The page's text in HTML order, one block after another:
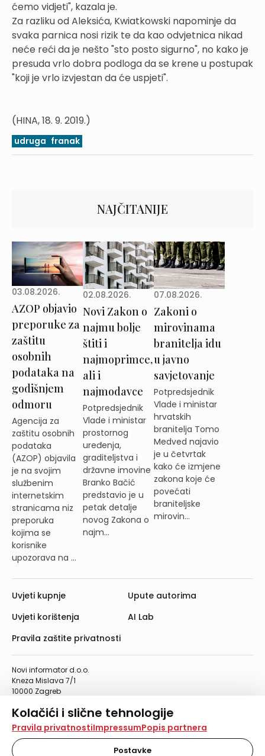
Kolačići i slične tehnologije
Na našoj web stranici koristimo kolačiće i slične
tehnologije za pohranu, čitanje i obradu informacija na
vašem uređaju. Time poboljšavamo korisničko iskustvo,
Pravila privatnostiImpressumPopis partnera
Postavke
ćemo vidjeti", kazala je.
Za razliku od Aleksića, Kwiatkowski napominje da
svaka parnica nosi rizik te da kao odvjetnica nikad
neće reći da je nešto "sto posto sigurno", no kako je
presuda vrlo dobra podloga da se krene u postupak
"koji je vrlo izvjestan da će uspjeti".
(HINA, 18. 9. 2019.)
udruga franak
NAJČITANIJE
03.08.2026.
AZOP objavio
preporuke za
zaštitu
osobnih
podataka na
godišnjem
odmoru
Agencija za
zaštitu osobnih
podataka
(AZOP) objavila
je na svojim
službenim
internetskim
stranicama niz
preporuka
kojima se
korisnike
upozorava na ...
02.08.2026.
Novi Zakon o
najmu bolje
štiti i
najmoprimce,
ali i
najmodavce
Potpredsjednik
Vlade i ministar
prostornog
uređenja,
graditeljstva i
državne imovine
Branko Bačić
predstavio je u
petak detalje
novog Zakona o
najm...
07.08.2026.
Zakoni o
mirovinama
branitelja idu
u javno
savjetovanje
Potpredsjednik
Vlade i ministar
hrvatskih
branitelja Tomo
Medved najavio
je u četvrtak
kako će izmjene
zakona koje će
povećati
braniteljske
mirovin...
Novi informator d.o.o.
Kneza Mislava 7/1
10000 Zagreb
Telefaks: 01/4612-553
info@informator.hr
PRATITE NAS:
Uvjeti kupnje
Uvjeti korištenja
Pravila zaštite privatnosti
Upute autorima
AI Lab